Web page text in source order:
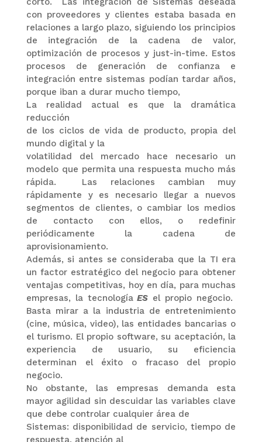
con proveedores y clientes estaba basada en
relaciones a largo plazo, siguiendo los principios
de integración de la cadena de valor,
optimización de procesos y just-in-time. Estos
procesos de generación de confianza e
integración entre sistemas podían tardar años,
porque iban a durar mucho tiempo,
La realidad actual es que la dramática
reducción
de los ciclos de vida de producto, propia del
mundo digital y la
volatilidad del mercado hace necesario un
modelo que permita una respuesta mucho más
rápida. Las relaciones cambian muy
rápidamente y es necesario llegar a nuevos
segmentos de clientes, o cambiar los medios
de contacto con ellos, o redefinir
periódicamente la cadena de
aprovisionamiento.
Además, si antes se consideraba que la TI era
un factor estratégico del negocio para obtener
ventajas competitivas, hoy en día, para muchas
empresas, la tecnologíaES el propio negocio.
Basta mirar a la industria de entretenimiento
(cine, música, video), las entidades bancarias o
el turismo. El propio software, su aceptación, la
experiencia de usuario, su eficiencia
determinan el éxito o fracaso del propio
negocio.
No obstante, las empresas demanda esta
mayor agilidad sin descuidar las variables clave
que debe controlar cualquier área de
Sistemas: disponibilidad de servicio, tiempo de
respuesta, atención al